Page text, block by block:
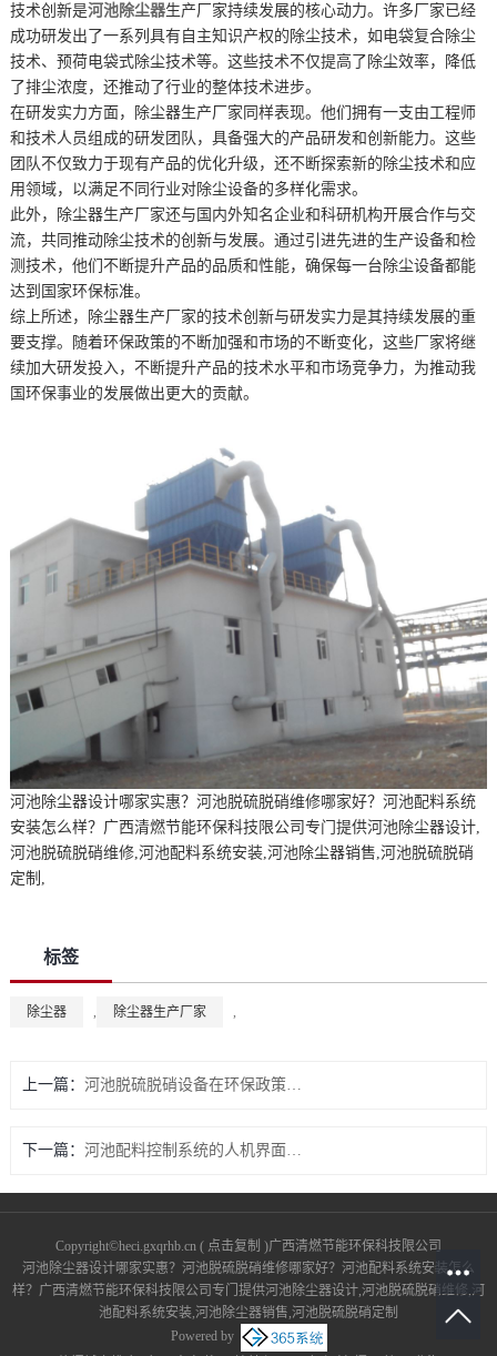
技术创新是河池除尘器生产厂家持续发展的核心动力。许多厂家已经
成功研发出了一系列具有自主知识产权的除尘技术，如电袋复合除尘
技术、预荷电袋式除尘技术等。这些技术不仅提高了除尘效率，降低
了排尘浓度，还推动了行业的整体技术进步。
在研发实力方面，除尘器生产厂家同样表现。他们拥有一支由工程师
和技术人员组成的研发团队，具备强大的产品研发和创新能力。这些
团队不仅致力于现有产品的优化升级，还不断探索新的除尘技术和应
用领域，以满足不同行业对除尘设备的多样化需求。
此外，除尘器生产厂家还与国内外知名企业和科研机构开展合作与交
流，共同推动除尘技术的创新与发展。通过引进先进的生产设备和检
测技术，他们不断提升产品的品质和性能，确保每一台除尘设备都能
达到国家环保标准。
综上所述，除尘器生产厂家的技术创新与研发实力是其持续发展的重
要支撑。随着环保政策的不断加强和市场的不断变化，这些厂家将继
续加大研发投入，不断提升产品的技术水平和市场竞争力，为推动我
国环保事业的发展做出更大的贡献。
河池除尘器设计哪家实惠？河池脱硫脱硝维修哪家好？河池配料系统
安装怎么样？广西清燃节能环保科技限公司专门提供河池除尘器设计,
河池脱硫脱硝维修,河池配料系统安装,河池除尘器销售,河池脱硫脱硝
定制,
标签
除尘器 , 除尘器生产厂家 ,
上一篇： 河池脱硫脱硝设备在环保政策下的市场机遇与挑战
下一篇： 河池配料控制系统的人机界面与操作便捷性
Copyright©heci.gxqrhb.cn ( 点击复制 )广西清燃节能环保科技限公司
河池除尘器设计哪家实惠？河池脱硫脱硝维修哪家好？河池配料系统安装怎么
样？广西清燃节能环保科技限公司专门提供河池除尘器设计,河池脱硫脱硝维修,河
池配料系统安装,河池除尘器销售,河池脱硫脱硝定制
Powered by